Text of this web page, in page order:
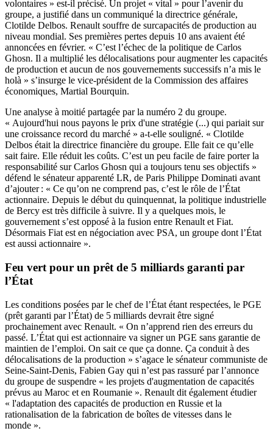
volontaires » est-il précisé. Un projet « vital » pour l’avenir du
groupe, a justifié dans un communiqué la directrice générale,
Clotilde Delbos. Renault souffre de surcapacités de production au
niveau mondial. Ses premières pertes depuis 10 ans avaient été
annoncées en février. « C’est l’échec de la politique de Carlos
Ghosn. Il a multiplié les délocalisations pour augmenter les capacités
de production et aucun de nos gouvernements successifs n’a mis le
holà » s’insurge le vice-président de la Commission des affaires
économiques, Martial Bourquin.
Une analyse à moitié partagée par la numéro 2 du groupe.
« Aujourd'hui nous payons le prix d'une stratégie (...) qui pariait sur
une croissance record du marché » a-t-elle souligné. « Clotilde
Delbos était la directrice financière du groupe. Elle fait ce qu’elle
sait faire. Elle réduit les coûts. C’est un peu facile de faire porter la
responsabilité sur Carlos Ghosn qui a toujours tenu ses objectifs »
défend le sénateur apparenté LR, de Paris Philippe Dominati avant
d’ajouter : « Ce qu’on ne comprend pas, c’est le rôle de l’État
actionnaire. Depuis le début du quinquennat, la politique industrielle
de Bercy est très difficile à suivre. Il y a quelques mois, le
gouvernement s’est opposé à la fusion entre Renault et Fiat.
Désormais Fiat est en négociation avec PSA, un groupe dont l’État
est aussi actionnaire ».
Feu vert pour un prêt de 5 milliards garanti par
l’État
Les conditions posées par le chef de l’État étant respectées, le PGE
(prêt garanti par l’État) de 5 milliards devrait être signé
prochainement avec Renault. « On n’apprend rien des erreurs du
passé. L’État qui est actionnaire va signer un PGE sans garantie de
maintien de l’emploi. On sait ce que ça donne. Ça conduit à des
délocalisations de la production » s’agace le sénateur communiste de
Seine-Saint-Denis, Fabien Gay qui n’est pas rassuré par l’annonce
du groupe de suspendre « les projets d'augmentation de capacités
prévus au Maroc et en Roumanie ». Renault dit également étudier
« l'adaptation des capacités de production en Russie et la
rationalisation de la fabrication de boîtes de vitesses dans le
monde ».